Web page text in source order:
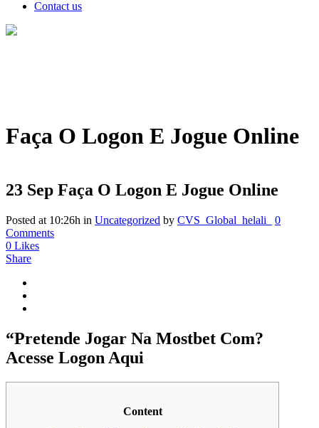
Contact us
Faça O Logon E Jogue Online
23 Sep Faça O Logon E Jogue Online
Posted at 10:26h in Uncategorized by CVS_Global_helali_
0
Comments
0 Likes
Share
“Pretende Jogar Na Mostbet Com?
Acesse Logon Aqui
Content